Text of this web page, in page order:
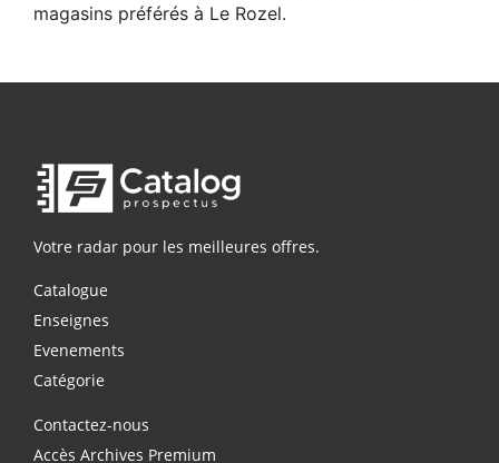
magasins préférés à Le Rozel.
Votre radar pour les meilleures offres.
Catalogue
Enseignes
Evenements
Catégorie
Contactez-nous
Accès Archives Premium